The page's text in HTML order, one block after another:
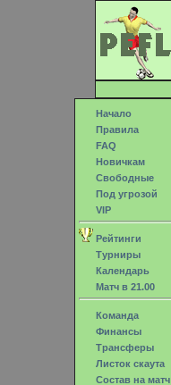
Начало
Правила
FAQ
Новичкам
Свободные
Под угрозой
VIP
Рейтинги
Турниры
Календарь
Матч в 21.00
Команда
Финансы
Трансферы
Листок скаута
Состав на матч